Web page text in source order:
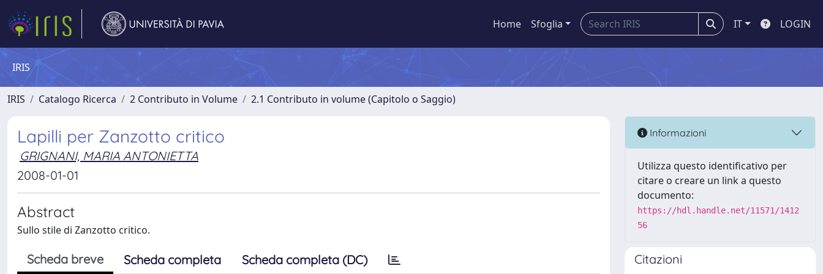
Home Sfoglia IT LOGIN
IRIS
IRIS Catalogo Ricerca 2 Contributo in Volume 2.1 Contributo in volume (Capitolo o Saggio)
Lapilli per Zanzotto critico
GRIGNANI, MARIA ANTONIETTA
2008-01-01
Abstract
Sullo stile di Zanzotto critico.
Scheda breve Scheda completa Scheda completa (DC)
Informazioni
Utilizza questo identificativo per
citare o creare un link a questo
documento:
https://hdl.handle.net/11571/1412
56
Citazioni